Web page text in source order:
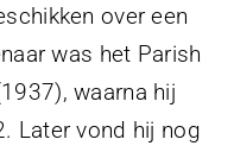
over een
was het Parish
waarna hij
Later vond hij nog